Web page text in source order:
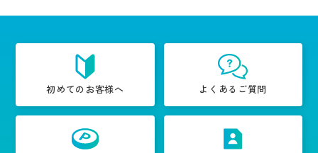
初めてのお客様へ よくあるご質問